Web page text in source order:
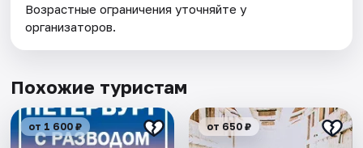
Возрастные ограничения уточняйте у
организаторов.
Похожие туристам
от 1 600 ₽ от 650 ₽